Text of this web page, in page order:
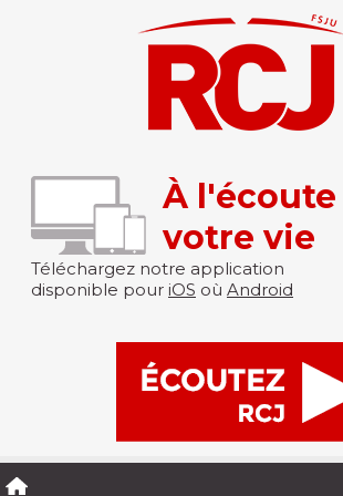
À l'écoute
votre vie
Téléchargez notre application
disponible pour iOS où Android